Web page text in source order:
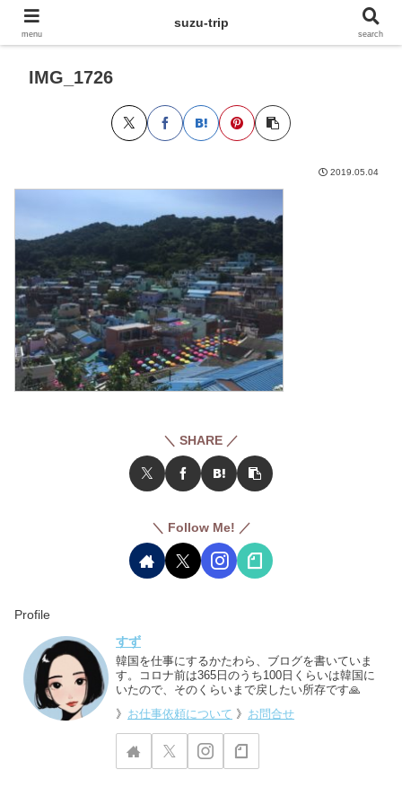
IMG_1726
2019.05.04
＼ SHARE ／
＼ Follow Me! ／
Profile
すず
韓国を仕事にするかたわら、ブログを書いていま
す。コロナ前は365日のうち100日くらいは韓国に
いたので、そのくらいまで戻したい所存です🙏
》 お仕事依頼について 》 お問合せ
menu
suzu-trip
search